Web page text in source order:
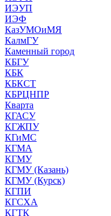
ИЭУП
ИЭФ
КазУМОиМЯ
КалмГУ
Каменный город
КБГУ
КБК
КБКСТ
КБРЦНПР
Кварта
КГАСУ
КГЖПУ
КГиМС
КГМА
КГМУ
КГМУ (Казань)
КГМУ (Курск)
КГПИ
КГСХА
КГТК